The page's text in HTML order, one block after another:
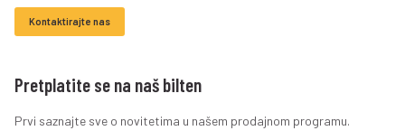
Kontaktirajte nas
Pretplatite se na naš bilten
Prvi saznajte sve o novitetima u našem prodajnom programu.